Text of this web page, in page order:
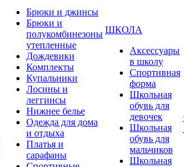
Брюки и джинсы
Брюки и
полукомбинезоны
утепленные
Дождевики
Комплекты
Купальники
Лосины и
леггинсы
Нижнее белье
Одежда для дома
и отдыха
Платья и
сарафаны
ШКОЛА
Аксессуары
в школу
Спортивная
форма
Школьная
обувь для
девочек
Школьная
обувь для
мальчиков
Школьная